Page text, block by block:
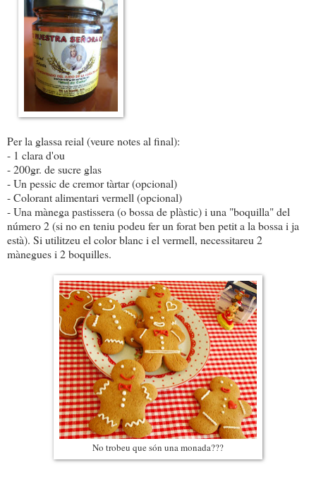
Per la glassa reial (veure notes al final):
- 1 clara d'ou
- 200gr. de sucre glas
- Un pessic de cremor tàrtar (opcional)
- Colorant alimentari vermell (opcional)
- Una mànega pastissera (o bossa de plàstic) i una "boquilla" del
número 2 (si no en teniu podeu fer un forat ben petit a la bossa i ja
està). Si utilitzeu el color blanc i el vermell, necessitareu 2
mànegues i 2 boquilles.
No trobeu que són una monada???